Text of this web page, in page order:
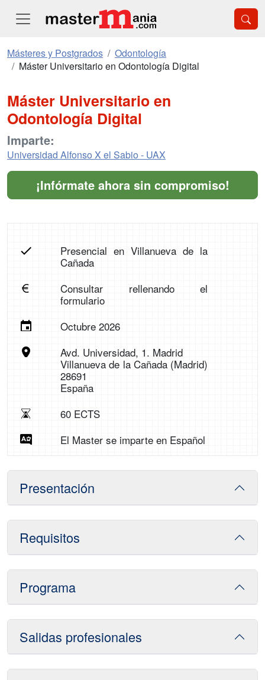
Másteres y Postgrados
Odontología
Máster Universitario en Odontología Digital
Máster Universitario en
Odontología Digital
Imparte:
Universidad Alfonso X el Sabio - UAX
¡Infórmate ahora sin compromiso!
Presencial en Villanueva de la
Cañada
Consultar rellenando el
formulario
Octubre 2026
Avd. Universidad, 1. Madrid
Villanueva de la Cañada (Madrid)
28691
España
60 ECTS
El Master se imparte en Español
Presentación
Requisitos
Programa
Salidas profesionales